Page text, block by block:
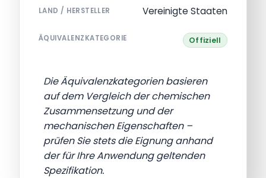
LAND / HERSTELLER Vereinigte Staaten
ÄQUIVALENZKATEGORIE Offiziell
Die Äquivalenzkategorien basieren
auf dem Vergleich der chemischen
Zusammensetzung und der
mechanischen Eigenschaften –
prüfen Sie stets die Eignung anhand
der für Ihre Anwendung geltenden
Spezifikation.